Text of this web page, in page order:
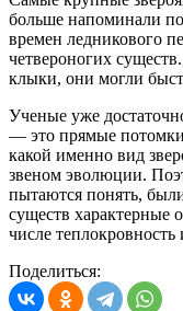
больше напоминали
времен ледникового
четвероногих
клыки, они могли
Ученые уже
— это прямые
какой именно вид
звеном эволюции.
пытаются понять,
существ характерные
числе теплокровность
Поделиться: